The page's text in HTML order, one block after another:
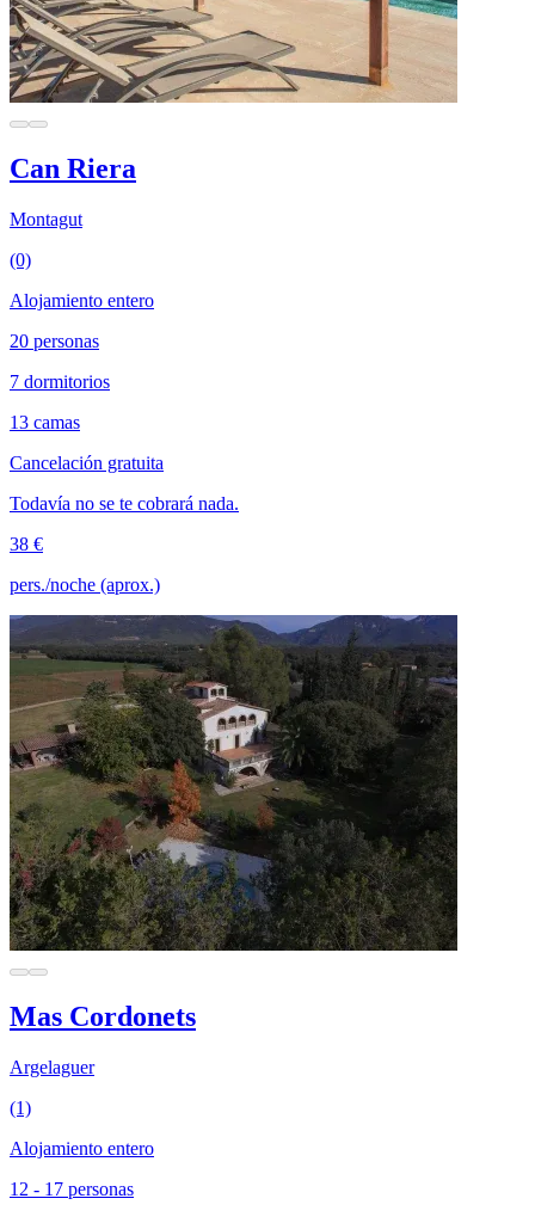
Can Riera
Montagut
(0)
Alojamiento entero
20 personas
7 dormitorios
13 camas
Cancelación gratuita
Todavía no se te cobrará nada.
38 €
pers./noche (aprox.)
Mas Cordonets
Argelaguer
(1)
Alojamiento entero
12 - 17 personas